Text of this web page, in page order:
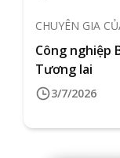
CHUYÊN GIA
Công nghiệp
Tương lai
3/7/2026